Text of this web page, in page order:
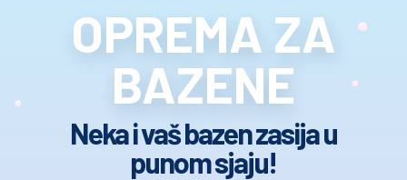
OPREMA ZA
BAZENE
Neka i vaš bazen zasija u
punom sjaju!